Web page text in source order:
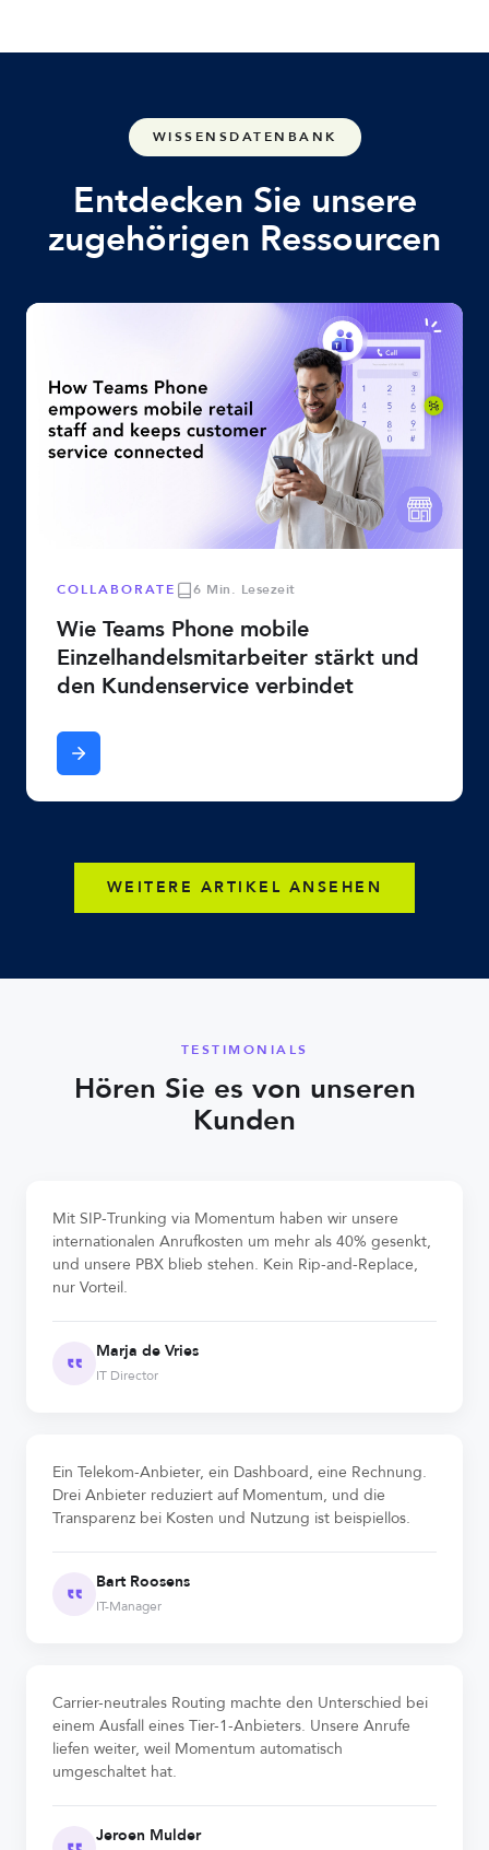
WISSENSDATENBANK
Entdecken Sie unsere
zugehörigen Ressourcen
COLLABORATE 6 Min. Lesezeit
Wie Teams Phone mobile
Einzelhandelsmitarbeiter stärkt und
den Kundenservice verbindet
WEITERE ARTIKEL ANSEHEN
TESTIMONIALS
Hören Sie es von unseren
Kunden
Mit SIP-Trunking via Momentum haben wir unsere
internationalen Anrufkosten um mehr als 40% gesenkt,
und unsere PBX blieb stehen. Kein Rip-and-Replace,
nur Vorteil.
Marja de Vries
IT Director
Ein Telekom-Anbieter, ein Dashboard, eine Rechnung.
Drei Anbieter reduziert auf Momentum, und die
Transparenz bei Kosten und Nutzung ist beispiellos.
Bart Roosens
IT-Manager
Carrier-neutrales Routing machte den Unterschied bei
einem Ausfall eines Tier-1-Anbieters. Unsere Anrufe
liefen weiter, weil Momentum automatisch
umgeschaltet hat.
Jeroen Mulder